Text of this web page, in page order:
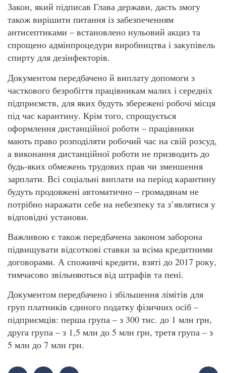
Закон, який підписав Глава держави, дасть змогу
також вирішити питання із забезпеченням
антисептиками – встановлено нульовий акциз та
спрощено адмінпроцедури виробництва і закупівель
спирту для дезінфекторів.
Документом передбачено й виплату допомоги з
часткового безробіття працівникам малих і середніх
підприємств, для яких будуть збережені робочі місця
під час карантину. Крім того, спрощується
оформлення дистанційної роботи – працівники
мають право розподіляти робочий час на свій розсуд,
а виконання дистанційної роботи не призводить до
будь-яких обмежень трудових прав чи зменшення
зарплати. Всі соціальні виплати на період карантину
будуть продовжені автоматично – громадянам не
потрібно наражати себе на небезпеку та з’являтися у
відповідні установи.
Важливою є також передбачена законом заборона
підвищувати відсоткові ставки за всіма кредитними
договорами. А споживчі кредити, взяті до 2017 року,
тимчасово звільняються від штрафів та пені.
Документом передбачено і збільшення лімітів для
груп платників єдиного податку фізичних осіб –
підприємців: перша група – з 300 тис. до 1 млн грн,
друга група – з 1,5 млн до 5 млн грн, третя група – з
5 млн до 7 млн грн.